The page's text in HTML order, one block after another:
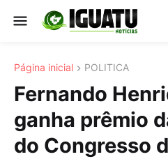
Página inicial POLITICA
Fernando
ganha prêmio
do Congresso